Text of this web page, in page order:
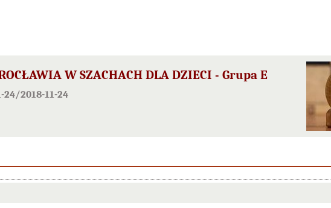
W SZACHACH DLA DZIECI - Grupa E
2018-11-24